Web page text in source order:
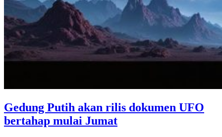
Gedung Putih akan rilis dokumen UFO
bertahap mulai Jumat